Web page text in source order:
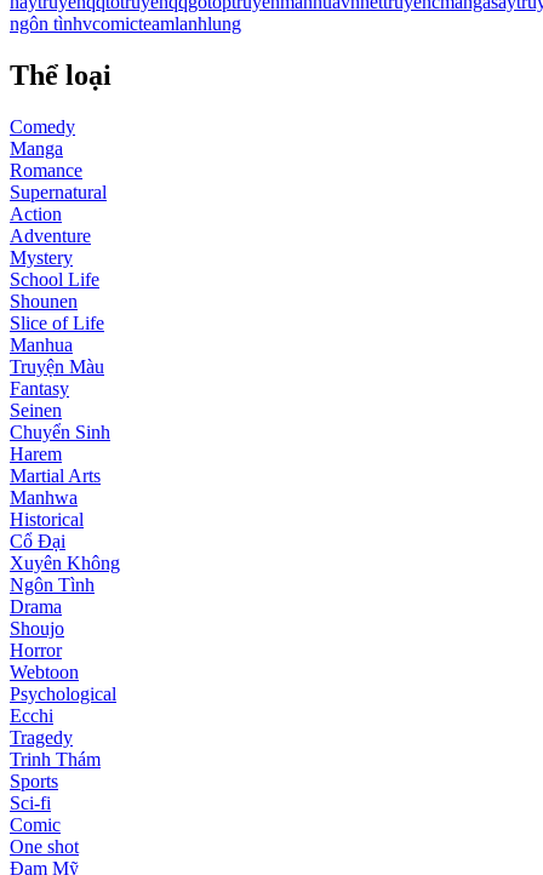
ngôn tìnhvcomicteamlanhlung
Thể loại
Comedy
Manga
Romance
Supernatural
Action
Adventure
Mystery
School Life
Shounen
Slice of Life
Manhua
Truyện Màu
Fantasy
Seinen
Chuyển Sinh
Harem
Martial Arts
Manhwa
Historical
Cổ Đại
Xuyên Không
Ngôn Tình
Drama
Shoujo
Horror
Webtoon
Psychological
Ecchi
Tragedy
Trinh Thám
Sports
Sci-fi
Comic
One shot
Đam Mỹ